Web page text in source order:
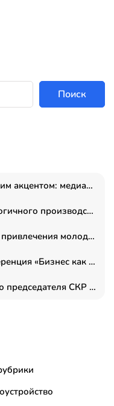
Поиск
Коммуникации с древнегреческим акцентом: медиаменеджер и журналист Владимир Дергачев запустил коммуникационное агентство «Сократ 2.0»
От логистики до высокотехнологичного производства: как основатель “гагаринга” выстраивает экосистему безопасности и гражданских БПЛА
Эксперты обсудили механизмы привлечения молодых специалистов в промышленные города
Переговоры в рамке: как конференция «Бизнес как искусство» переформатирует деловой этикет в стенах ТПП РФ
Руководство «СВОИ» попросило председателя СКР дать правовую оценку обысков в тыловом штабе